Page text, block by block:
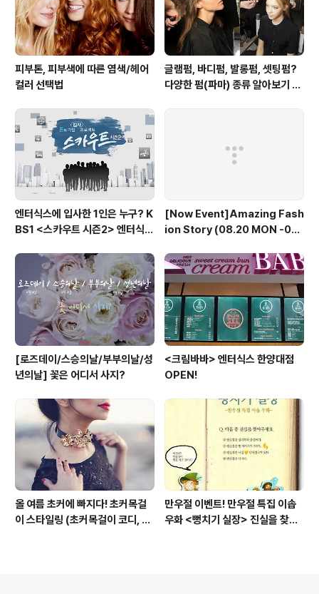
요. 기억나시나요? 이 원피스는..
피부톤, 피부색에 따른 염색/헤어
컬러 선택법
글램펌, 바디펌, 발롱펌, 셋팅펌?
다양한 펌(파마) 종류 알아보기 여
엔터식스에 입사한 1인은 누구? K
BS1 <스카우트 시즌2> 엔터식스
[Now Event]Amazing Fash
ion Story (08.20 MON -08.
[로즈데이/스승의날/부부의날/성
년의날] 꽃은 어디서 사지?
<크림바바> 엔터식스 한양대점
OPEN!
올 여름 초커에 빠지다! 초커목걸
이 스타일링 (초커목걸이 코디, 초
만우절 이벤트! 만우절 특집 이솝
우화 <뻥치기 실장> 진실을 찾으